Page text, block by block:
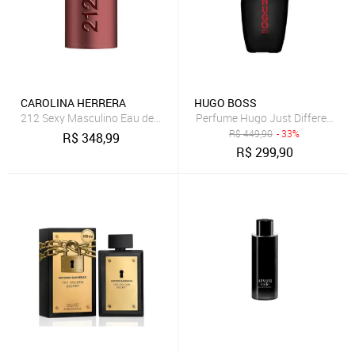
CAROLINA HERRERA
212 Sexy Masculino Eau de Toilette 50 ml
R$348,99
HUGO BOSS
Perfume Hugo Just Different
R$449,90 - 33%
R$299,90